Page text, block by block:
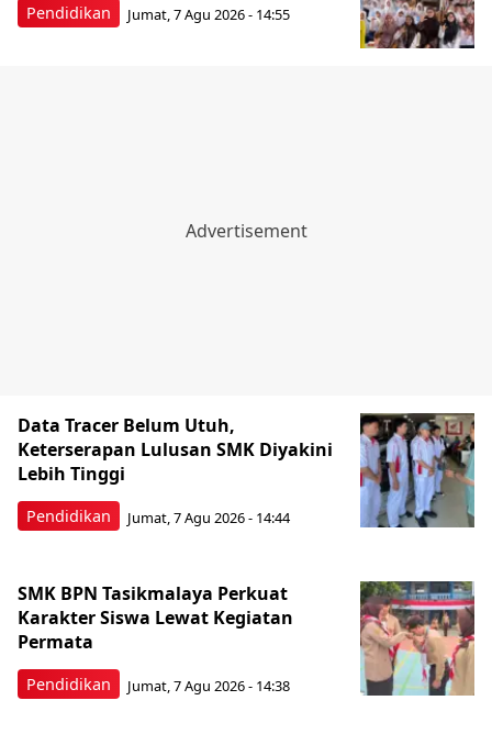
Pendidikan Jumat, 7 Agu 2026 - 14:55
Pendidikan
Data Tracer Belum Utuh,
Keterserapan Lulusan SMK Diyakini
Lebih Tinggi
Jumat, 7 Agu 2026 - 14:44
Pendidikan
SMK BPN Tasikmalaya Perkuat
Karakter Siswa Lewat Kegiatan
Permata
Jumat, 7 Agu 2026 - 14:38